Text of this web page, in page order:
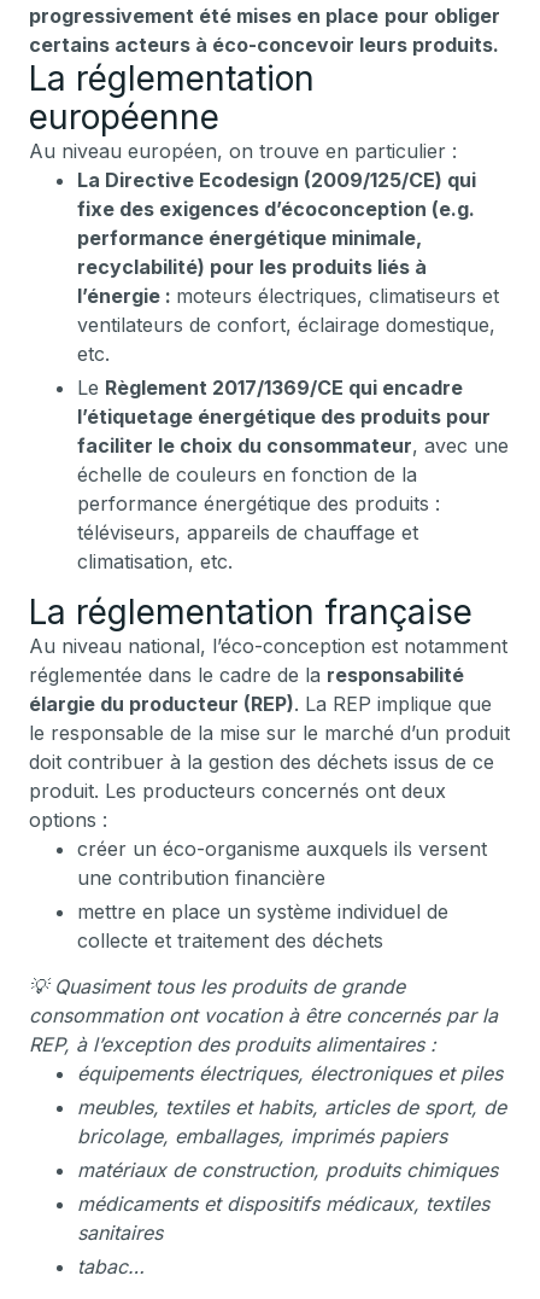
progressivement été mises en place pour obliger
certains acteurs à éco-concevoir leurs produits.
La réglementation
européenne
Au niveau européen, on trouve en particulier :
La Directive Ecodesign (2009/125/CE) qui
fixe des exigences d’écoconception (e.g.
performance énergétique minimale,
recyclabilité) pour les produits liés à
l’énergie : moteurs électriques, climatiseurs et
ventilateurs de confort, éclairage domestique,
etc.
Le Règlement 2017/1369/CE qui encadre
l’étiquetage énergétique des produits pour
faciliter le choix du consommateur, avec une
échelle de couleurs en fonction de la
performance énergétique des produits :
téléviseurs, appareils de chauffage et
climatisation, etc.
La réglementation française
Au niveau national, l’éco-conception est notamment
réglementée dans le cadre de la responsabilité
élargie du producteur (REP). La REP implique que
le responsable de la mise sur le marché d’un produit
doit contribuer à la gestion des déchets issus de ce
produit. Les producteurs concernés ont deux
options :
créer un éco-organisme auxquels ils versent
une contribution financière
mettre en place un système individuel de
collecte et traitement des déchets
💡 Quasiment tous les produits de grande
consommation ont vocation à être concernés par la
REP, à l’exception des produits alimentaires :
équipements électriques, électroniques et piles
meubles, textiles et habits, articles de sport, de
bricolage, emballages, imprimés papiers
matériaux de construction, produits chimiques
médicaments et dispositifs médicaux, textiles
sanitaires
tabac…